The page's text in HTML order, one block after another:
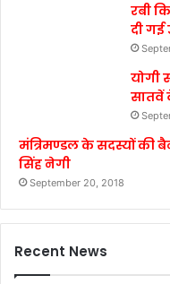
रबी
दी
योगी
सातवें
मंत्रिमण्डल के सदस्यों की
सिंह नेगी
September 20, 2018
Recent News